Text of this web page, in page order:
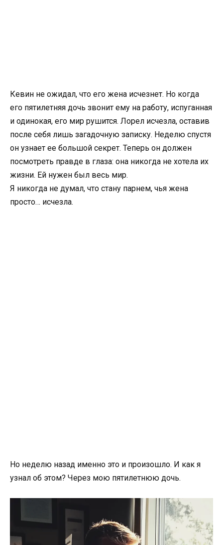
Кевин не ожидал, что его жена исчезнет. Но когда
его пятилетняя дочь звонит ему на работу, испуганная
и одинокая, его мир рушится. Лорел исчезла, оставив
после себя лишь загадочную записку. Неделю спустя
он узнает ее большой секрет. Теперь он должен
посмотреть правде в глаза: она никогда не хотела их
жизни. Ей нужен был весь мир.
Я никогда не думал, что стану парнем, чья жена
просто… исчезла.
Но неделю назад именно это и произошло. И как я
узнал об этом? Через мою пятилетнюю дочь.